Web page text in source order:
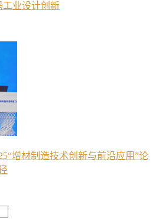
工业设计创新
增材制造技术创新与前沿应用”论